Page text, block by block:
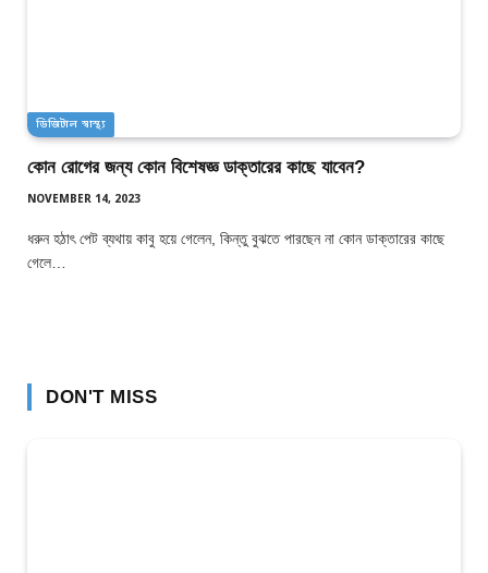
ডিজিটাল স্বাস্থ্য
কোন রোগের জন্য কোন বিশেষজ্ঞ ডাক্তারের কাছে যাবেন?
NOVEMBER 14, 2023
ধরুন হঠাৎ পেট ব্যথায় কাবু হয়ে গেলেন, কিন্তু বুঝতে পারছেন না কোন ডাক্তারের কাছে
গেলে…
DON'T MISS